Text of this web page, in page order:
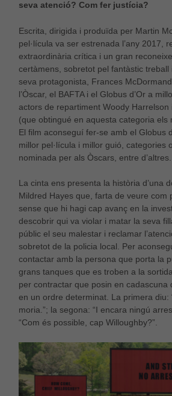
seva atenció? Com fer justícia?
Escrita, dirigida i produïda per Martin
pel·lícula va ser estrenada l’any 2017,
extraordinària crítica i un gran
certàmens, sobretot pel fantàstic treball
seva protagonista, Frances
l’Òscar, el BAFTA i el Globus d’Or a
actors de repartiment Woody Harrelson
(que obtingué en aquesta categoria els
El film aconseguí fer-se amb el Globus
millor pel·lícula i millor guió, categories
nominada per als Òscars, entre d’altres.
La cinta ens presenta la història d’una
Mildred Hayes que, farta de veure com
sense que hi hagi cap avanç en la
descobrir qui va violar i matar la seva
públic el seu malestar i reclamar
sobretot de la policia local. Per
contactar amb la persona que porta la
grans tanques que es troben a la
per contractar que posin en cadascuna
en un ordre determinat. La primera diu:
moria.”; la segona: “I encara ningú
“Com és possible, cap Willoughby?”.